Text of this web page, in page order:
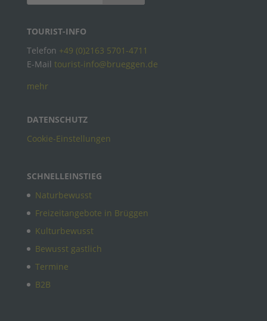
TOURIST-INFO
Telefon +49 (0)2163 5701-4711
E-Mail tourist-info@brueggen.de
mehr
DATENSCHUTZ
Cookie-Einstellungen
SCHNELLEINSTIEG
Naturbewusst
Freizeitangebote in Brüggen
Kulturbewusst
Bewusst gastlich
Termine
B2B